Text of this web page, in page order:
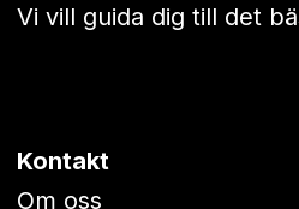
Vi vill guida dig till det
Kontakt
Om oss